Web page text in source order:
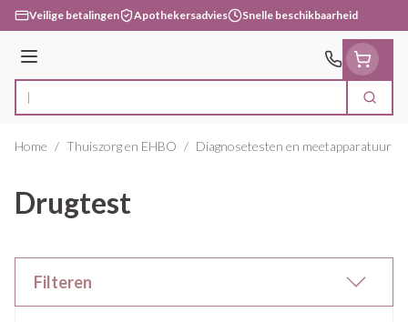
Ga naar de inhoud
Veilige betalingen Apothekersadvies Snelle beschikbaarheid
Menu
Product, merk, categorie... Zoek
Home / Thuiszorg en EHBO / Diagnosetesten en meetapparatuur
Drugtest
Filteren